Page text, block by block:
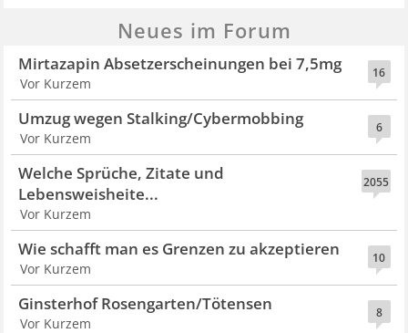
Neues im Forum
16
Mirtazapin Absetzerscheinungen bei 7,5mg
Vor Kurzem
6
Umzug wegen Stalking/Cybermobbing
Vor Kurzem
2055
Welche Sprüche, Zitate und
Lebensweisheite...
Vor Kurzem
10
Wie schafft man es Grenzen zu akzeptieren
Vor Kurzem
8
Ginsterhof Rosengarten/Tötensen
Vor Kurzem